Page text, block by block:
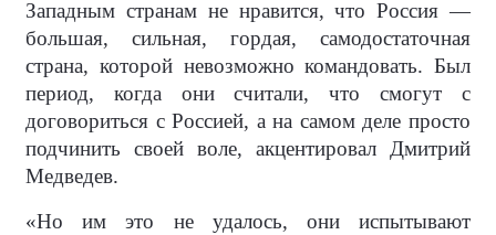
Западным странам не нравится, что Россия —
большая, сильная, гордая, самодостаточная
страна, которой невозможно командовать. Был
период, когда они считали, что смогут с
договориться с Россией, а на самом деле просто
подчинить своей воле, акцентировал Дмитрий
Медведев.
«Но им это не удалось, они испытывают